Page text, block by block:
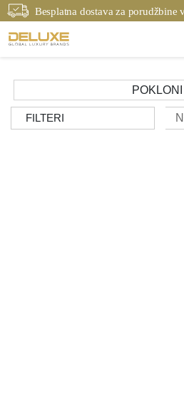
Besplatna dostava za porudžbine
POKLONI
FILTERI